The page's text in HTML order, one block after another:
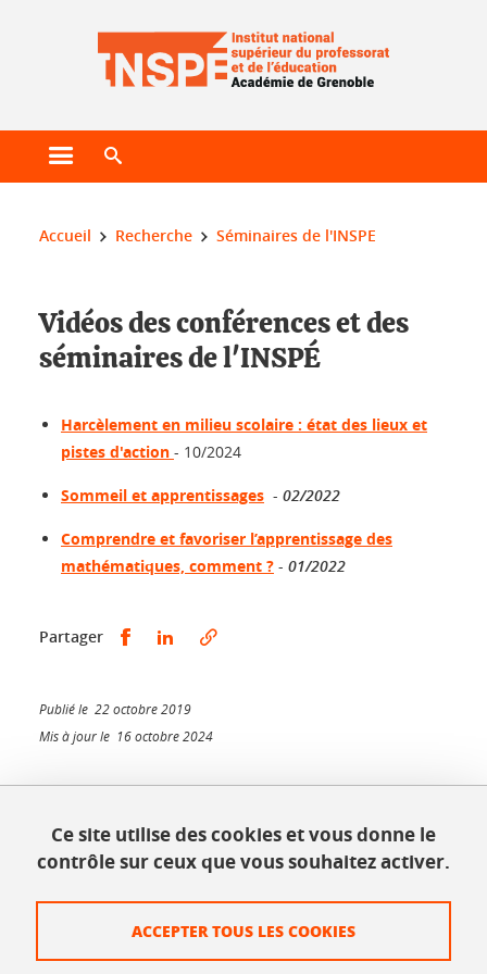
Ouvrir le menu principal
Vous êtes ici :
Accueil Recherche Séminaires de l'INSPE
Vidéos des conférences et des
séminaires de l'INSPÉ
Harcèlement en milieu scolaire : état des lieux et
pistes d'action - 10/2024
Sommeil et apprentissages - 02/2022
Comprendre et favoriser l’apprentissage des
mathématiques, comment ? - 01/2022
Partager Partager sur Facebook
Partager sur LinkedIn
Publié le 22 octobre 2019
Mis à jour le 16 octobre 2024
INSPÉ - Bâtiment Bergès
1025, rue de la piscine
Tél. : 04 56 52 07 00
Ce site utilise des cookies et vous donne le
contrôle sur ceux que vous souhaitez activer.
ACCEPTER TOUS LES COOKIES